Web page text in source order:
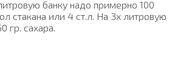
банку надо примерно 100
стакана или 4 ст.л. На 3х литровую
гр. сахара.